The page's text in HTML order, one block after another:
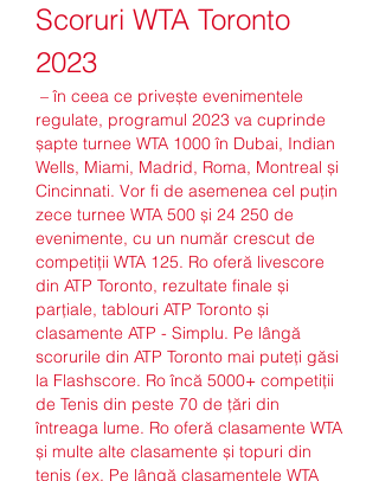
Scoruri WTA Toronto
2023
regulate, programul 2023 va cuprinde
șapte turnee WTA 1000 în Dubai, Indian
Wells, Miami, Madrid, Roma, Montreal și
Cincinnati. Vor fi de asemenea cel puțin
zece turnee WTA 500 și 24 250 de
evenimente, cu un număr crescut de
competiții WTA 125. Ro oferă livescore
din ATP Toronto, rezultate finale și
parțiale, tablouri ATP Toronto și
clasamente ATP - Simplu. Pe lângă
scorurile din ATP Toronto mai puteți găsi
la Flashscore. Ro încă 5000+ competiții
de Tenis din peste 70 de țări din
întreaga lume. Ro oferă clasamente WTA
și multe alte clasamente și topuri din
tenis (ex. Pe lângă clasamentele WTA